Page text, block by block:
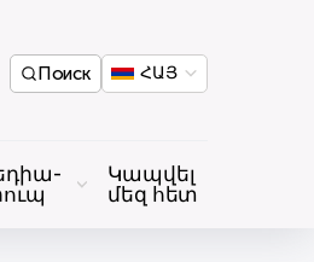
Поиск ՀԱՅ
Կապվել
մեզ հետ